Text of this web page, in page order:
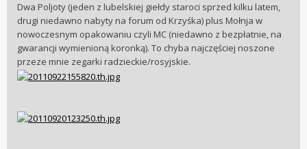
Dwa Poljoty (jeden z lubelskiej giełdy staroci sprzed kilku latem,
drugi niedawno nabyty na forum od Krzyśka) plus Mołnja w
nowoczesnym opakowaniu czyli MC (niedawno z bezpłatnie, na
gwarancji wymienioną koronką). To chyba najczęściej noszone
przeze mnie zegarki radzieckie/rosyjskie.